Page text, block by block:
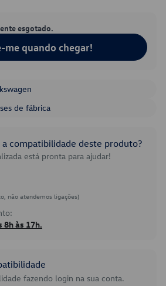
esgotado.
me quando chegar!
de fábrica
a compatibilidade deste produto?
está pronta para ajudar!
não atendemos ligações)
8h às 17h.
fazendo login na sua conta.